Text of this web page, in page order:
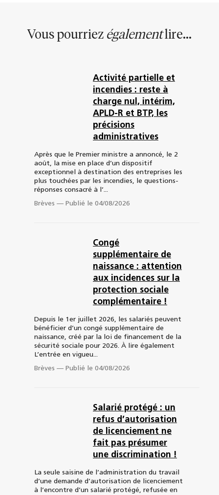
Vous pourriez égalementlire...
Activité partielle et
incendies : reste à
charge nul, intérim,
APLD-R et BTP, les
précisions
administratives
Après que le Premier ministre a annoncé, le 2
août, la mise en place d’un dispositif
exceptionnel à destination des entreprises les
plus touchées par les incendies, le questions-
réponses consacré à l’...
Brèves — Publié le 04/08/2026
Congé
supplémentaire de
naissance : attention
aux incidences sur la
protection sociale
complémentaire !
Depuis le 1er juillet 2026, les salariés peuvent
bénéficier d’un congé supplémentaire de
naissance, créé par la loi de financement de la
sécurité sociale pour 2026. À lire également
L’entrée en vigueu...
Brèves — Publié le 04/08/2026
Salarié protégé : un
refus d’autorisation
de licenciement ne
fait pas présumer
une discrimination !
La seule saisine de l’administration du travail
d’une demande d’autorisation de licenciement
à l’encontre d’un salarié protégé, refusée en